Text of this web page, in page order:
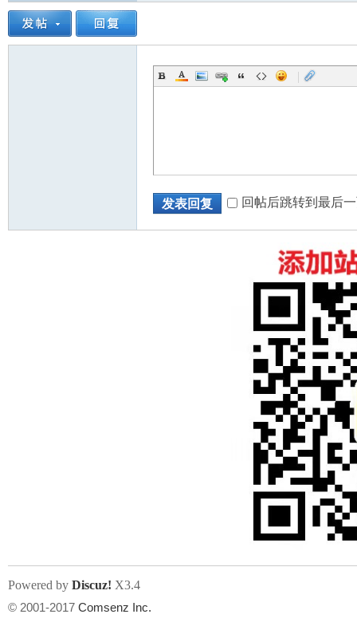
州
|
发表回复 回帖后跳转到最后
Powered by Discuz! X3.4
© 2001-2017 Comsenz Inc.